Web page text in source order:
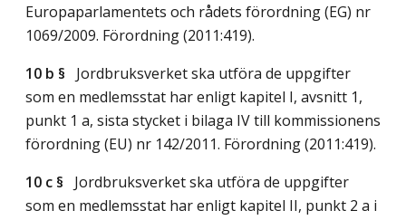
Europaparlamentets och rådets förordning (EG) nr
1069/2009. Förordning (2011:419).
10 b § Jordbruksverket ska utföra de uppgifter
som en medlemsstat har enligt kapitel I, avsnitt 1,
punkt 1 a, sista stycket i bilaga IV till kommissionens
förordning (EU) nr 142/2011. Förordning (2011:419).
10 c § Jordbruksverket ska utföra de uppgifter
som en medlemsstat har enligt kapitel II, punkt 2 a i